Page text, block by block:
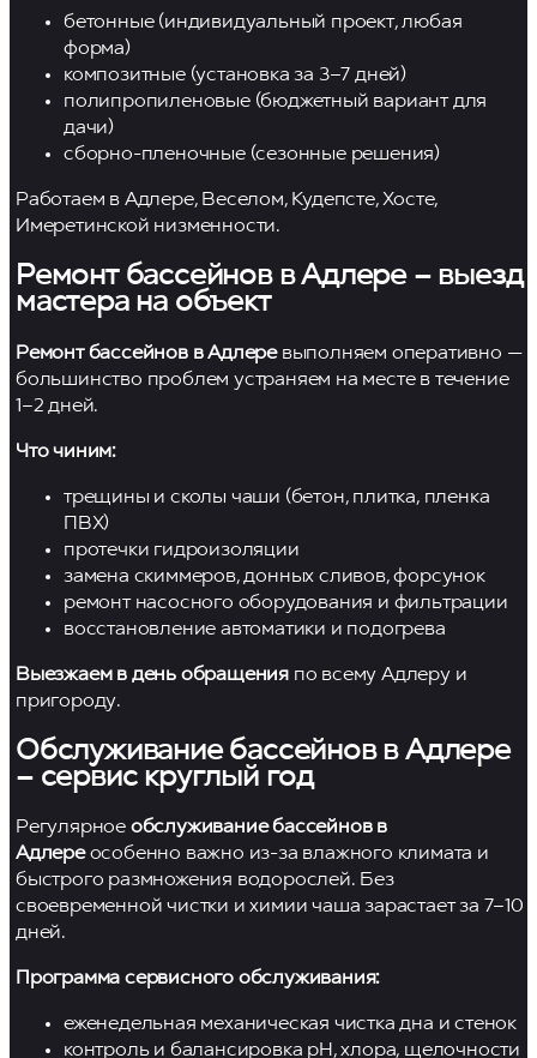
бетонные (индивидуальный проект, любая
форма)
композитные (установка за 3–7 дней)
полипропиленовые (бюджетный вариант для
дачи)
сборно-пленочные (сезонные решения)
Работаем в Адлере, Веселом, Кудепсте, Хосте,
Имеретинской низменности.
Ремонт бассейнов в Адлере – выезд
мастера на объект
Ремонт бассейнов в Адлеревыполняем оперативно —
большинство проблем устраняем на месте в течение
1–2 дней.
Что чиним:
трещины и сколы чаши (бетон, плитка, пленка
ПВХ)
протечки гидроизоляции
замена скиммеров, донных сливов, форсунок
ремонт насосного оборудования и фильтрации
восстановление автоматики и подогрева
Выезжаем в день обращения по всему Адлеру и
пригороду.
Обслуживание бассейнов в Адлере
– сервис круглый год
Регулярное обслуживание бассейнов в
Адлереособенно важно из-за влажного климата и
быстрого размножения водорослей. Без
своевременной чистки и химии чаша зарастает за 7–10
дней.
Программа сервисного обслуживания:
еженедельная механическая чистка дна и стенок
контроль и балансировка pH, хлора, щелочности